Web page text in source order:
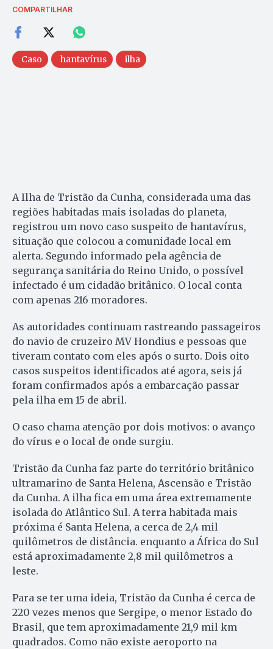
COMPARTILHAR
Caso hantavírus ilha
A Ilha de Tristão da Cunha, considerada uma das
regiões habitadas mais isoladas do planeta,
registrou um novo caso suspeito de hantavírus,
situação que colocou a comunidade local em
alerta. Segundo informado pela agência de
segurança sanitária do Reino Unido, o possível
infectado é um cidadão britânico. O local conta
com apenas 216 moradores.
As autoridades continuam rastreando passageiros
do navio de cruzeiro MV Hondius e pessoas que
tiveram contato com eles após o surto. Dois oito
casos suspeitos identificados até agora, seis já
foram confirmados após a embarcação passar
pela ilha em 15 de abril.
O caso chama atenção por dois motivos: o avanço
do vírus e o local de onde surgiu.
Tristão da Cunha faz parte do território britânico
ultramarino de Santa Helena, Ascensão e Tristão
da Cunha. A ilha fica em uma área extremamente
isolada do Atlântico Sul. A terra habitada mais
próxima é Santa Helena, a cerca de 2,4 mil
quilômetros de distância. enquanto a África do Sul
está aproximadamente 2,8 mil quilômetros a
leste.
Para se ter uma ideia, Tristão da Cunha é cerca de
220 vezes menos que Sergipe, o menor Estado do
Brasil, que tem aproximadamente 21,9 mil km
quadrados. Como não existe aeroporto na